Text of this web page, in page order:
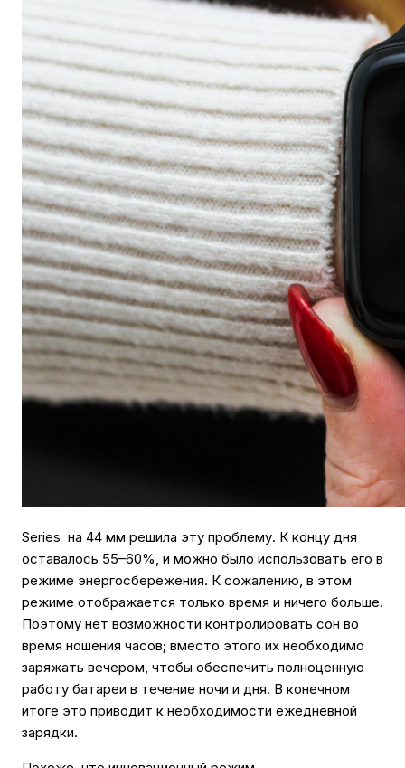
Series на 44 мм решила эту проблему. К концу дня
оставалось 55–60%, и можно было использовать его в
режиме энергосбережения. К сожалению, в этом
режиме отображается только время и ничего больше.
Поэтому нет возможности контролировать сон во
время ношения часов; вместо этого их необходимо
заряжать вечером, чтобы обеспечить полноценную
работу батареи в течение ночи и дня. В конечном
итоге это приводит к необходимости ежедневной
зарядки.